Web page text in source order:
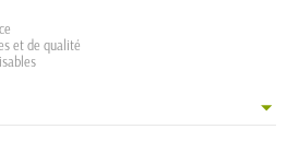
et de qualité